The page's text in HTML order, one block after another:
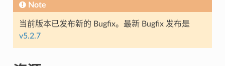
Note
当前版本已发布新的 Bugfix。最新 Bugfix 发布是
v5.2.7